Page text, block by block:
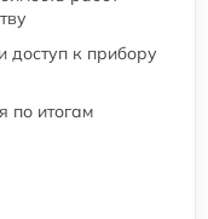
доступ к прибору
по итогам